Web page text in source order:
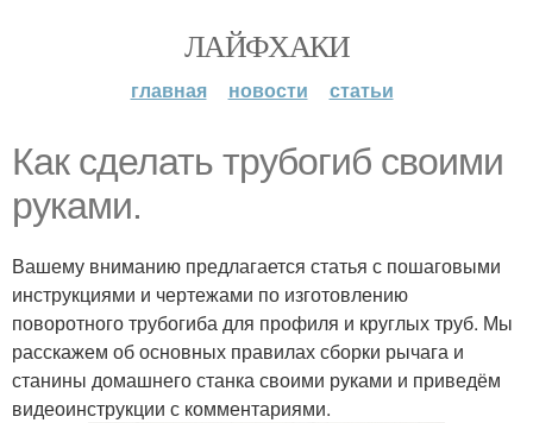
ЛАЙФХАКИ
главная новости статьи
Как сделать трубогиб своими
руками.
Вашему вниманию предлагается статья с пошаговыми
инструкциями и чертежами по изготовлению
поворотного трубогиба для профиля и круглых труб. Мы
расскажем об основных правилах сборки рычага и
станины домашнего станка своими руками и приведём
видеоинструкции с комментариями.